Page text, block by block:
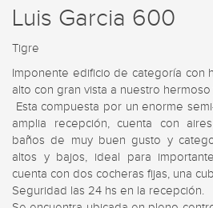
Luis Garcia 600
Tigre
Imponente edificio de categoría con
alto con gran vista a nuestro
amplia recepción, cuenta con
baños de muy buen gusto y
altos y bajos, ideal para
cuenta con dos cocheras fijas, una
Seguridad las 24 hs en la recepción.